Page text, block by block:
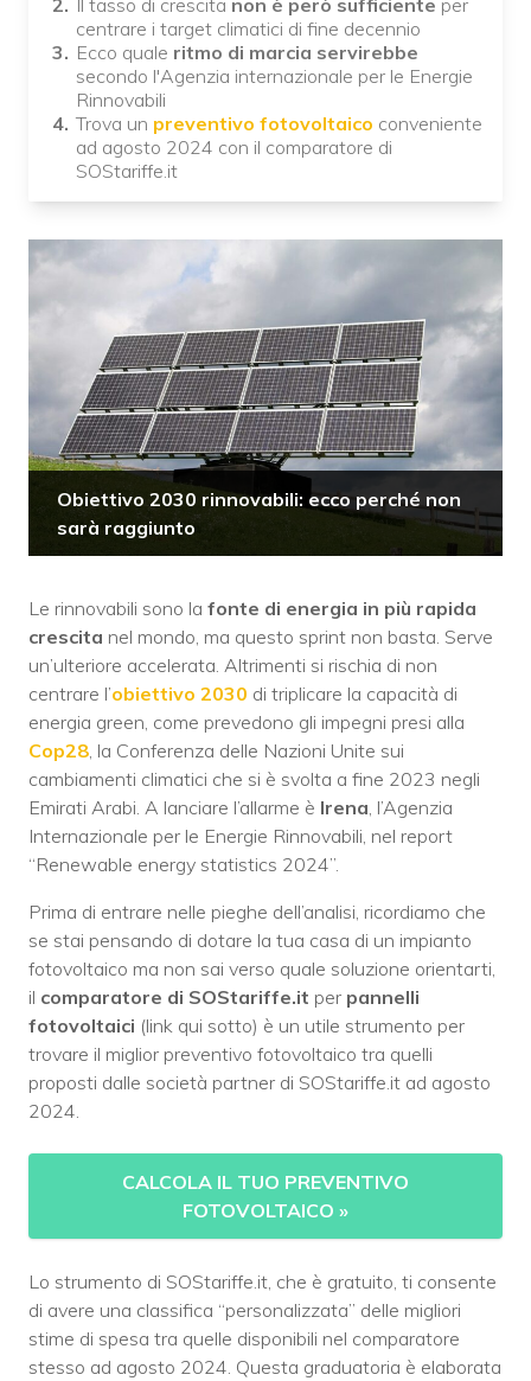
Il tasso di crescita non è però sufficiente per
centrare i target climatici di fine decennio
Ecco quale ritmo di marcia servirebbe
secondo l'Agenzia internazionale per le Energie
Rinnovabili
Trova un preventivo fotovoltaico conveniente
ad agosto 2024 con il comparatore di
SOStariffe.it
Obiettivo 2030 rinnovabili: ecco perché non
sarà raggiunto
Le rinnovabili sono la fonte di energia in più rapida
crescita nel mondo, ma questo sprint non basta. Serve
un’ulteriore accelerata. Altrimenti si rischia di non
centrare l’obiettivo 2030 di triplicare la capacità di
energia green, come prevedono gli impegni presi alla
Cop28 , la Conferenza delle Nazioni Unite sui
cambiamenti climatici che si è svolta a fine 2023 negli
Emirati Arabi. A lanciare l’allarme è Irena , l’Agenzia
Internazionale per le Energie Rinnovabili, nel report
“Renewable energy statistics 2024”.
Prima di entrare nelle pieghe dell’analisi, ricordiamo che
se stai pensando di dotare la tua casa di un impianto
fotovoltaico ma non sai verso quale soluzione orientarti,
il comparatore di SOStariffe.it per pannelli
fotovoltaici (link qui sotto) è un utile strumento per
trovare il miglior preventivo fotovoltaico tra quelli
proposti dalle società partner di SOStariffe.it ad agosto
2024.
CALCOLA IL TUO PREVENTIVO
FOTOVOLTAICO »
Lo strumento di SOStariffe.it, che è gratuito, ti consente
di avere una classifica “personalizzata” delle migliori
stime di spesa tra quelle disponibili nel comparatore
stesso ad agosto 2024. Questa graduatoria è elaborata